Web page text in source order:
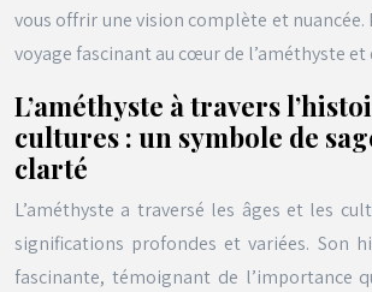
vous offrir une vision complète et nuancée.
voyage fascinant au cœur de l’améthyste et
L’améthyste à travers
cultures : un symbole de
clarté
L’améthyste a traversé les âges et les
significations profondes et variées. Son
fascinante, témoignant de l’importance